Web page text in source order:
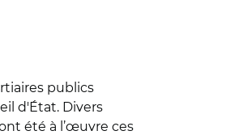
publics
d'État. Divers
été à l’œuvre ces